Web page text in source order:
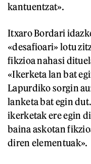
kantuentzat».
Itxaro Bordari
«desafioari» lotu
fikzioa nahasi
«Ikerketa lan bat
Lapurdiko sorgin
lanketa bat egin
ikerketak ere egin
baina askotan
diren elementuak».